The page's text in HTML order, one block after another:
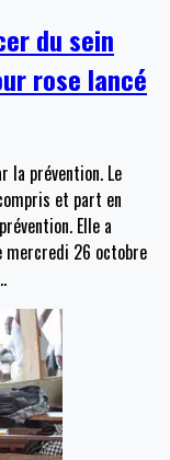
du sein
rose lancé
la prévention. Le
et part en
Elle a
mercredi 26 octobre